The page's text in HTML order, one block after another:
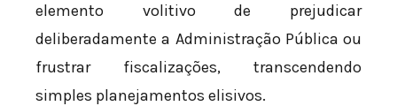
elemento volitivo de prejudicar
deliberadamente a Administração Pública ou
frustrar fiscalizações, transcendendo
simples planejamentos elisivos.